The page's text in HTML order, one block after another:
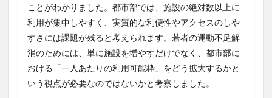
ことがわかりました。都市部では、施設の絶対数以上に
利用が集中しやすく、実質的な利便性やアクセスのしや
すさには課題が残ると考えられます。若者の運動不足解
消のためには、単に施設を増やすだけでなく、都市部に
おける「一人あたりの利用可能枠」をどう拡大するかと
いう視点が必要なのではないかと考察しました。